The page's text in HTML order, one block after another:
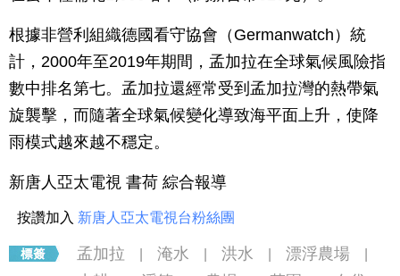
根據非營利組織德國看守協會（Germanwatch）統
計，2000年至2019年期間，孟加拉在全球氣候風險指
數中排名第七。孟加拉還經常受到孟加拉灣的熱帶氣
旋襲擊，而隨著全球氣候變化導致海平面上升，使降
雨模式越來越不穩定。
新唐人亞太電視 書荷 綜合報導
按讚加入 新唐人亞太電視台粉絲團
孟加拉 淹水 洪水 漂浮農場